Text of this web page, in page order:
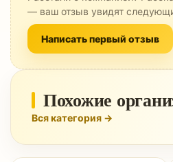
— ваш отзыв увидят
Написать первый отзыв
Похожие
Вся категория →